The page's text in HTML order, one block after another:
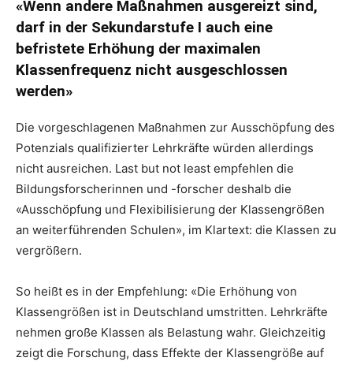
«Wenn andere Maßnahmen ausgereizt sind,
darf in der Sekundarstufe I auch eine
befristete Erhöhung der maximalen
Klassenfrequenz nicht ausgeschlossen
werden»
Die vorgeschlagenen Maßnahmen zur Ausschöpfung des
Potenzials qualifizierter Lehrkräfte würden allerdings
nicht ausreichen. Last but not least empfehlen die
Bildungsforscherinnen und -forscher deshalb die
«Ausschöpfung und Flexibilisierung der Klassengrößen
an weiterführenden Schulen», im Klartext: die Klassen zu
vergrößern.
So heißt es in der Empfehlung: «Die Erhöhung von
Klassengrößen ist in Deutschland umstritten. Lehrkräfte
nehmen große Klassen als Belastung wahr. Gleichzeitig
zeigt die Forschung, dass Effekte der Klassengröße auf